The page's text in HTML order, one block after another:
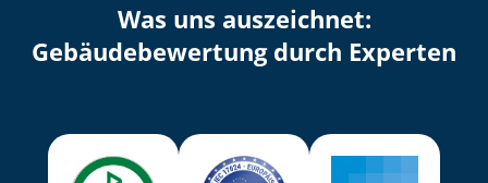
Was uns auszeichnet:
Ge­bäu­de­be­wer­tung durch Experten